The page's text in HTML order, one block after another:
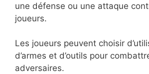
une défense ou une attaque
joueurs.
Les joueurs peuvent choisir
d’armes et d’outils pour
adversaires.